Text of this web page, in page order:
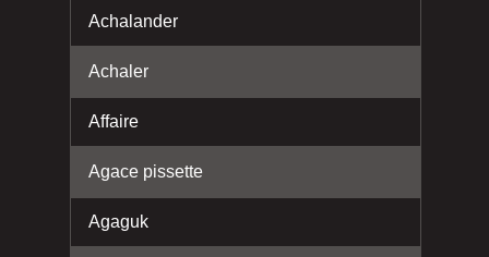
Achalander
Achaler
Affaire
Agace pissette
Agaguk